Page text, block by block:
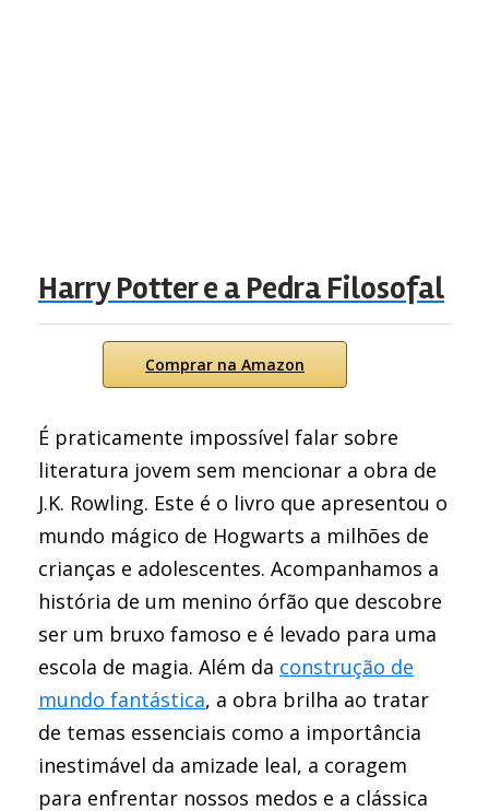
Harry Potter e a Pedra Filosofal
Comprar na Amazon
É praticamente impossível falar sobre
literatura jovem sem mencionar a obra de
J.K. Rowling. Este é o livro que apresentou o
mundo mágico de Hogwarts a milhões de
crianças e adolescentes. Acompanhamos a
história de um menino órfão que descobre
ser um bruxo famoso e é levado para uma
escola de magia. Além da construção de
mundo fantástica, a obra brilha ao tratar
de temas essenciais como a importância
inestimável da amizade leal, a coragem
para enfrentar nossos medos e a clássica